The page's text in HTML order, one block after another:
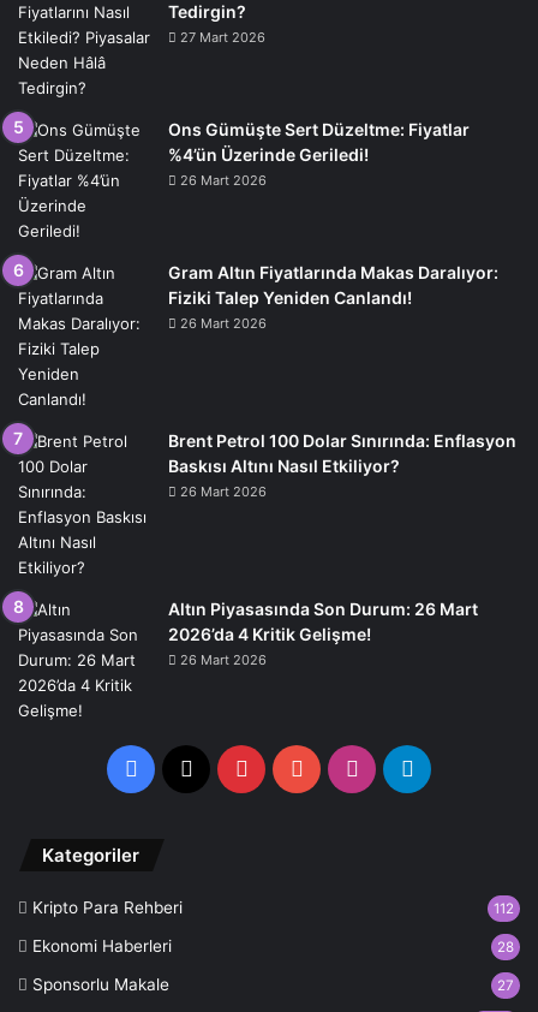
Tedirgin?
27 Mart 2026
Ons Gümüşte Sert Düzeltme: Fiyatlar
%4’ün Üzerinde Geriledi!
26 Mart 2026
Gram Altın Fiyatlarında Makas Daralıyor:
Fiziki Talep Yeniden Canlandı!
26 Mart 2026
Brent Petrol 100 Dolar Sınırında: Enflasyon
Baskısı Altını Nasıl Etkiliyor?
26 Mart 2026
Altın Piyasasında Son Durum: 26 Mart
2026’da 4 Kritik Gelişme!
26 Mart 2026
Facebook PinterestYouTubeInstagramTelegram
Kategoriler
Kripto Para Rehberi 112
Ekonomi Haberleri 28
Sponsorlu Makale 27